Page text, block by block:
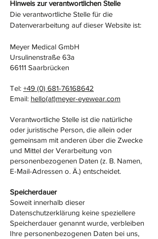
Hinweis zur verantwortlichen Stelle
Die verantwortliche Stelle für die
Datenverarbeitung auf dieser Website ist:
Meyer Medical GmbH
Ursulinenstraße 63a
66111 Saarbrücken
Tel: +49 (0) 681-76168642
Email: hello(at)meyer-eyewear.com
Verantwortliche Stelle ist die natürliche
oder juristische Person, die allein oder
gemeinsam mit anderen über die Zwecke
und Mittel der Verarbeitung von
personenbezogenen Daten (z. B. Namen,
E-Mail-Adressen o. Ä.) entscheidet.
Speicherdauer
Soweit innerhalb dieser
Datenschutzerklärung keine speziellere
Speicherdauer genannt wurde, verbleiben
Ihre personenbezogenen Daten bei uns,